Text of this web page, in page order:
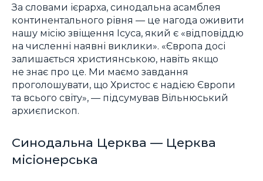
За словами ієрарха, синодальна асамблея
континентального рівня — це нагода оживити
нашу місію звіщення Ісуса, який є «відповіддю
на численні наявні виклики». «Європа досі
залишається християнською, навіть якщо
не знає про це. Ми маємо завдання
проголошувати, що Христос є надією Європи
та всього світу», — підсумував Вільнюський
архиєпископ.
Синодальна Церква — Церква
місіонерська